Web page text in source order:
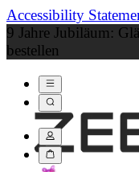
Accessibility
9 Jahre Jubiläum:
bestellen